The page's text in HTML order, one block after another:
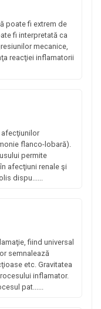
poate fi extrem de
fi interpretată ca
mecanice,
reacţiei inflamatorii
flanco-lobară).
permite
afecţiuni renale şi
dispu......
fiind universal
semnalează
etc. Gravitatea
inflamator.
pat......